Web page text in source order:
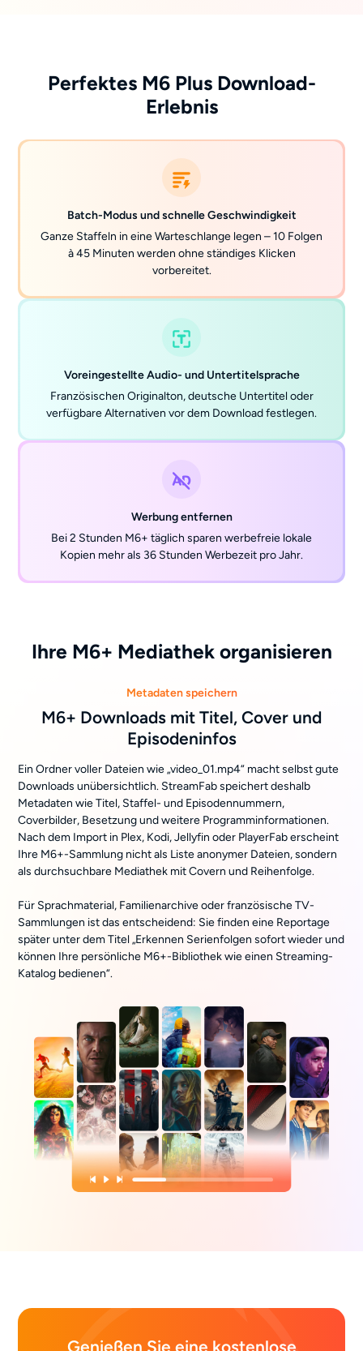
Perfektes M6 Plus Download-
Erlebnis
Batch-Modus und schnelle Geschwindigkeit
Ganze Staffeln in eine Warteschlange legen – 10 Folgen
à 45 Minuten werden ohne ständiges Klicken
vorbereitet.
Voreingestellte Audio- und Untertitelsprache
Französischen Originalton, deutsche Untertitel oder
verfügbare Alternativen vor dem Download festlegen.
Werbung entfernen
Bei 2 Stunden M6+ täglich sparen werbefreie lokale
Kopien mehr als 36 Stunden Werbezeit pro Jahr.
Ihre M6+ Mediathek organisieren
Metadaten speichern
M6+ Downloads mit Titel, Cover und
Episodeninfos
Ein Ordner voller Dateien wie „video_01.mp4“ macht selbst gute
Downloads unübersichtlich. StreamFab speichert deshalb
Metadaten wie Titel, Staffel- und Episodennummern,
Coverbilder, Besetzung und weitere Programminformationen.
Nach dem Import in Plex, Kodi, Jellyfin oder PlayerFab erscheint
Ihre M6+-Sammlung nicht als Liste anonymer Dateien, sondern
als durchsuchbare Mediathek mit Covern und Reihenfolge.
Für Sprachmaterial, Familienarchive oder französische TV-
Sammlungen ist das entscheidend: Sie finden eine Reportage
später unter dem Titel „Erkennen Serienfolgen sofort wieder und
können Ihre persönliche M6+-Bibliothek wie einen Streaming-
Katalog bedienen“.
Genießen Sie eine kostenlose